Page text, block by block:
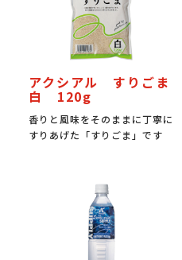
アクシアル すりごま
白 120g
香りと風味をそのままに丁寧に
すりあげた「すりごま」です